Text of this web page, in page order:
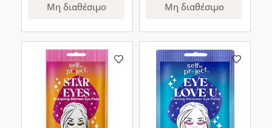
Μη διαθέσιμο Μη διαθέσιμο